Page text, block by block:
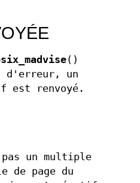
()
d'erreur, un
est renvoyé.
un multiple
page du